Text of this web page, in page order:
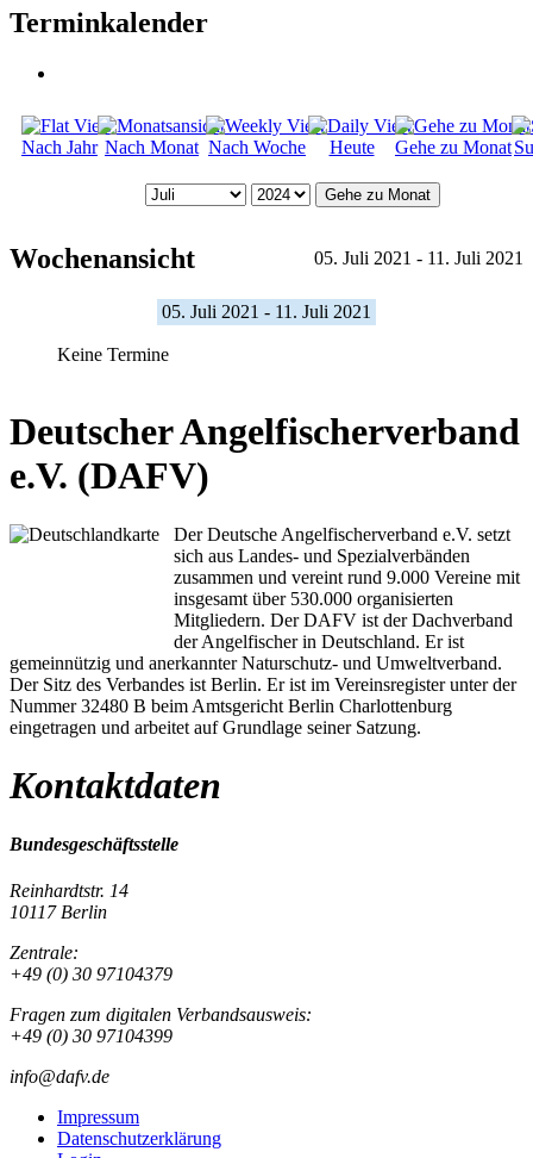
Terminkalender
Nach Jahr Nach Monat Nach Woche Heute Gehe zu Monat
Gehe zu Monat
Wochenansicht 05. Juli 2021 - 11. Juli 2021
05. Juli 2021 - 11. Juli 2021
Keine Termine
Deutscher Angelfischerverband
e.V. (DAFV)
Der Deutsche Angelfischerverband e.V. setzt
sich aus Landes- und Spezialverbänden
zusammen und vereint rund 9.000 Vereine mit
insgesamt über 530.000 organisierten
Mitgliedern. Der DAFV ist der Dachverband
der Angelfischer in Deutschland. Er ist
gemeinnützig und anerkannter Naturschutz- und Umweltverband.
Der Sitz des Verbandes ist Berlin. Er ist im Vereinsregister unter der
Nummer 32480 B beim Amtsgericht Berlin Charlottenburg
eingetragen und arbeitet auf Grundlage seiner Satzung.
Kontaktdaten
Bundesgeschäftsstelle
Reinhardtstr. 14
10117 Berlin
Zentrale:
+49 (0) 30 97104379
Fragen zum digitalen Verbandsausweis:
+49 (0) 30 97104399
info@dafv.de
Impressum
Datenschutzerklärung